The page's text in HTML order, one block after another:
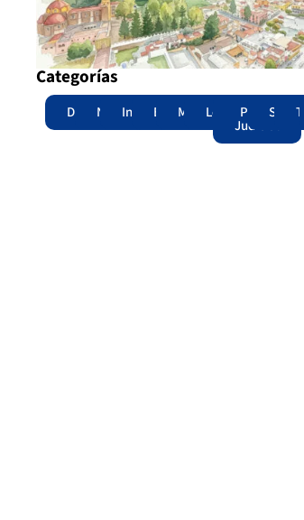
Categorías
Destacadas
NacionalInternacional
EdomexMunicipiosLegislatura
Poder
Judicial